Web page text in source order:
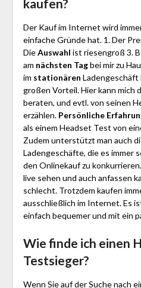
kaufen?
Der Kauf im Internet wird
einfache Gründe hat. 1. Der
DieAuswahl ist riesengroß 3.
am nächsten Tagbei mir zu
im stationären Ladengeschäft
großen Vorteil. Hier kann mich
beraten, und evtl. von seinen
erzählen. Persönliche
als einem Headset Test von
Zudem unterstützt man auch
Ladengeschäfte, die es immer
den Onlinekauf zu
live sehen und auch anfassen
schlecht. Trotzdem kaufen
ausschließlich im Internet. Es
einfach bequemer und mit ein
Wie finde ich einen
Testsieger?
Wenn Sie auf der Suche nach